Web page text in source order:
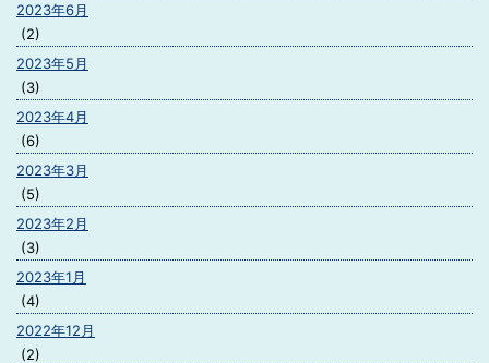
2023年6月
(2)
2023年5月
(3)
2023年4月
(6)
2023年3月
(5)
2023年2月
(3)
2023年1月
(4)
2022年12月
(2)